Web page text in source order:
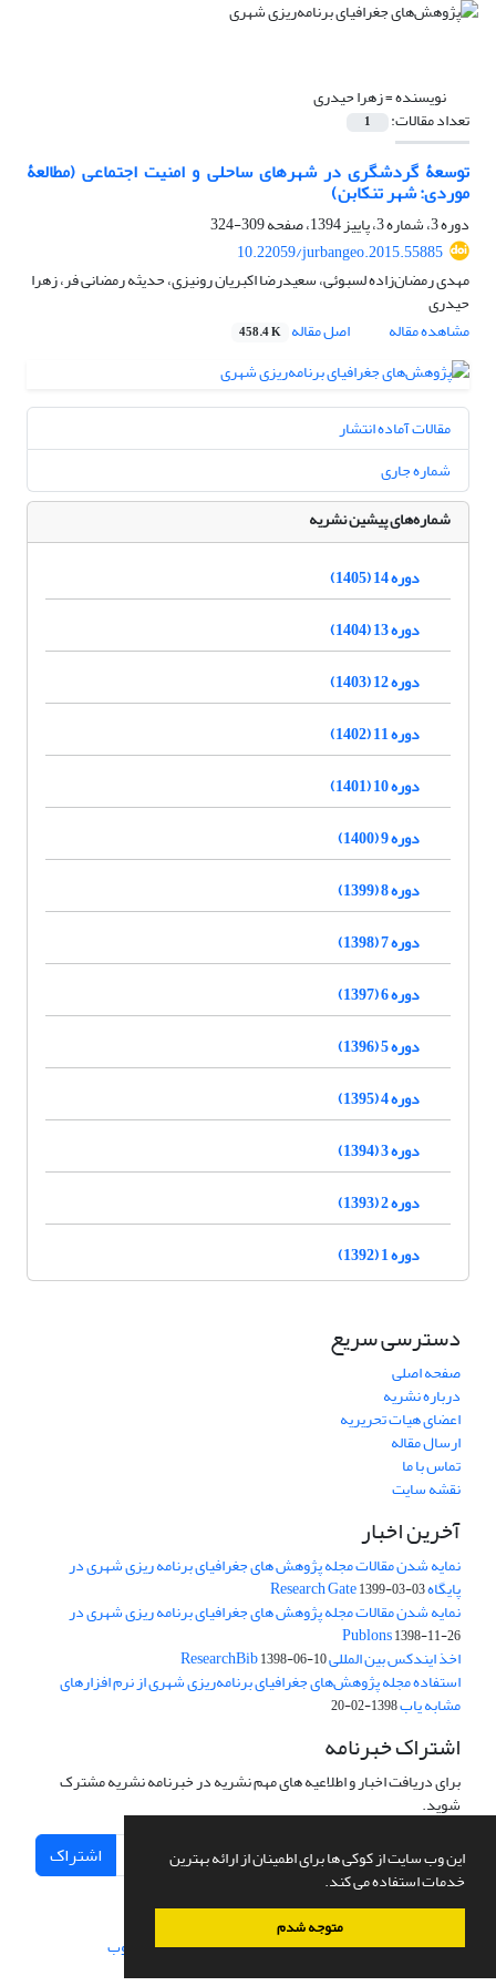
این وب سایت از کوکی ها برای اطمینان از ارائه بهترین
خدمات استفاده می کند.
متوجه شدم
نویسنده =زهرا حیدری
تعداد مقالات: 1
توسعۀ گردشگری در شهرهای ساحلی و امنیت اجتماعی (مطالعۀ
موردی: شهر تنکابن)
دوره 3، شماره 3، پاییز 1394، صفحه
309-324
10.22059/jurbangeo.2015.55885
مهدی رمضان‌زاده لسبوئی، سعیدرضا اکبریان رونیزی، حدیثه رمضانی فر، زهرا
حیدری
مشاهده مقاله
اصل مقاله 458.4 K
مقالات آماده انتشار
شماره جاری
شماره‌های پیشین نشریه
دوره 14 (1405)
دوره 13 (1404)
دوره 12 (1403)
دوره 11 (1402)
دوره 10 (1401)
دوره 9 (1400)
دوره 8 (1399)
دوره 7 (1398)
دوره 6 (1397)
دوره 5 (1396)
دوره 4 (1395)
دوره 3 (1394)
دوره 2 (1393)
دوره 1 (1392)
دسترسی سریع
صفحه اصلی
درباره نشریه
اعضای هیات تحریریه
ارسال مقاله
تماس با ما
نقشه سایت
آخرین اخبار
نمایه شدن مقالات مجله پژوهش های جغرافیای برنامه ریزی شهری در
پایگاه Research Gate1399-03-03
نمایه شدن مقالات مجله پژوهش های جغرافیای برنامه ریزی شهری در
Publons1398-11-26
اخذ ایندکس بین المللی ResearchBib1398-06-10
استفاده مجله پژوهش‌های جغرافیای برنامه‌ریزی شهری از نرم افزارهای
مشابه یاب1398-02-20
اشتراک خبرنامه
برای دریافت اخبار و اطلاعیه های مهم نشریه در خبرنامه نشریه مشترک
شوید.
اشتراک
سامانه مدیریت نشریات علمی.طراحی و پیاده سازی از سیناوب